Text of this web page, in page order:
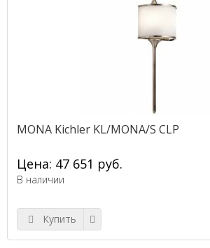
MONA Kichler KL/MONA/S CLP
Цена: 47 651 руб.
В наличии
Купить